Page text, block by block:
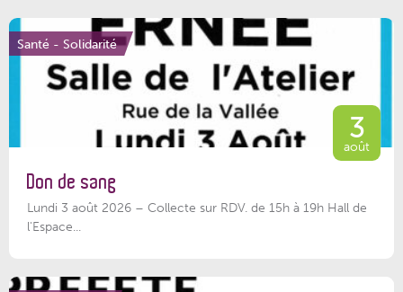
Santé - Solidarité
3
août
Don de sang
Lundi 3 août 2026 – Collecte sur RDV. de 15h à 19h Hall de
l'Espace...